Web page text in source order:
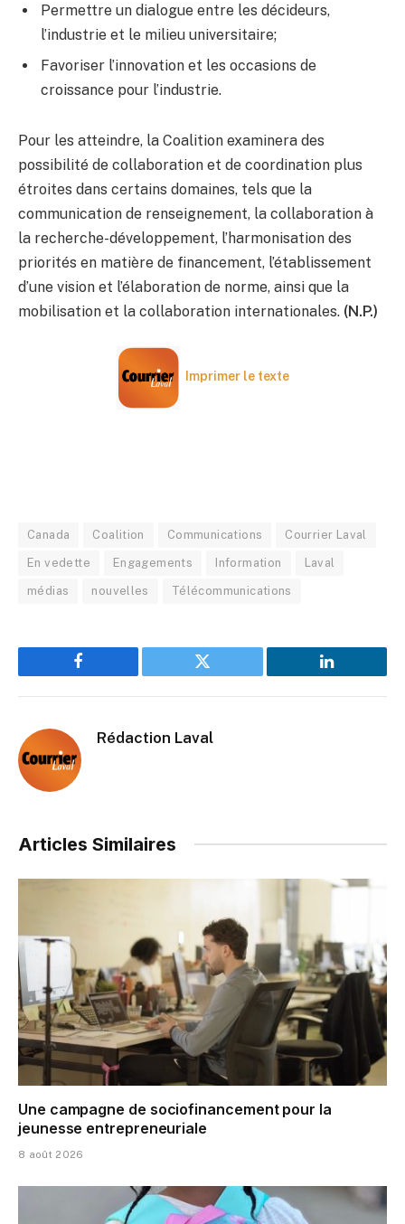
Permettre un dialogue entre les décideurs,
l’industrie et le milieu universitaire;
Favoriser l’innovation et les occasions de
croissance pour l’industrie.
Pour les atteindre, la Coalition examinera des
possibilité de collaboration et de coordination plus
étroites dans certains domaines, tels que la
communication de renseignement, la collaboration à
la recherche-développement, l’harmonisation des
priorités en matière de financement, l’établissement
d’une vision et l’élaboration de norme, ainsi que la
mobilisation et la collaboration internationales. (N.P.)
Imprimer le texte
Canada Coalition Communications Courrier Laval
En vedette Engagements Information Laval
médias nouvelles Télécommunications
Facebook Twitter LinkedIn
Rédaction Laval
Articles Similaires
Une campagne de sociofinancement pour la
jeunesse entrepreneuriale
8 août 2026